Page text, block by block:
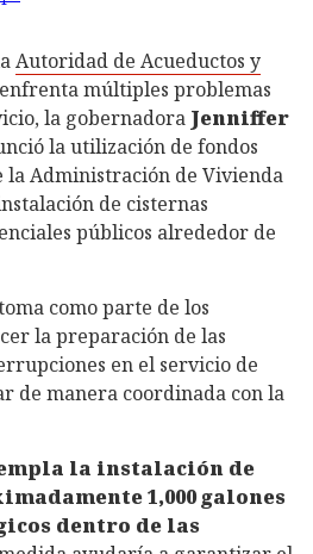
Autoridad de Acueductos y
enfrenta múltiples problemas
la gobernadora Jenniffer
la utilización de fondos
Administración de Vivienda
de cisternas
públicos alrededor de
como parte de los
la preparación de las
en el servicio de
de manera coordinada con la
la instalación de
1,000 galones
dentro de las